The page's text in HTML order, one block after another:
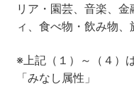
リア・園芸、音楽、
ィ、食べ物・飲み物、
※上記（１）～（４）
「みなし属性」